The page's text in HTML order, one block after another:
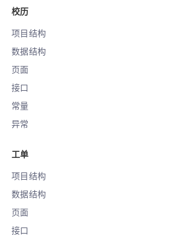
校历
项目结构
数据结构
页面
接口
常量
异常
工单
项目结构
数据结构
页面
接口